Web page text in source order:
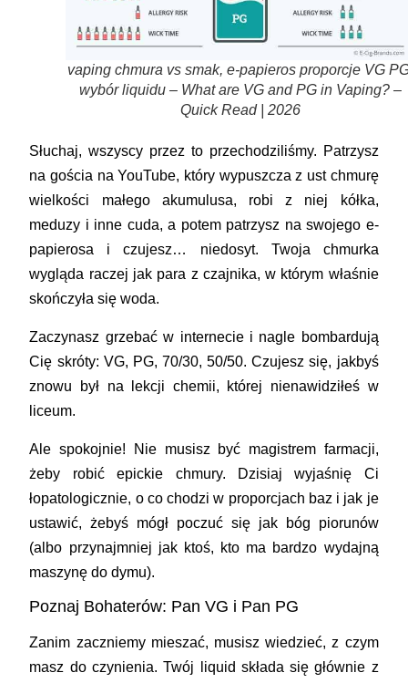
vaping chmura vs smak, e-papieros proporcje VG
wybór liquidu – What are VG and PG in Vaping? –
Quick Read | 2026
Słuchaj, wszyscy przez to przechodziliśmy. Patrzysz
na gościa na YouTube, który wypuszcza z ust chmurę
wielkości małego akumulusa, robi z niej kółka,
meduzy i inne cuda, a potem patrzysz na swojego e-
papierosa i czujesz… niedosyt. Twoja chmurka
wygląda raczej jak para z czajnika, w którym właśnie
skończyła się woda.
Zaczynasz grzebać w internecie i nagle bombardują
Cię skróty: VG, PG, 70/30, 50/50. Czujesz się, jakbyś
znowu był na lekcji chemii, której nienawidziłeś w
liceum.
Ale spokojnie! Nie musisz być magistrem farmacji,
żeby robić epickie chmury. Dzisiaj wyjaśnię Ci
łopatologicznie, o co chodzi w proporcjach baz i jak je
ustawić, żebyś mógł poczuć się jak bóg piorunów
(albo przynajmniej jak ktoś, kto ma bardzo wydajną
maszynę do dymu).
Poznaj Bohaterów: Pan VG i Pan PG
Zanim zaczniemy mieszać, musisz wiedzieć, z czym
masz do czynienia. Twój liquid składa się głównie z